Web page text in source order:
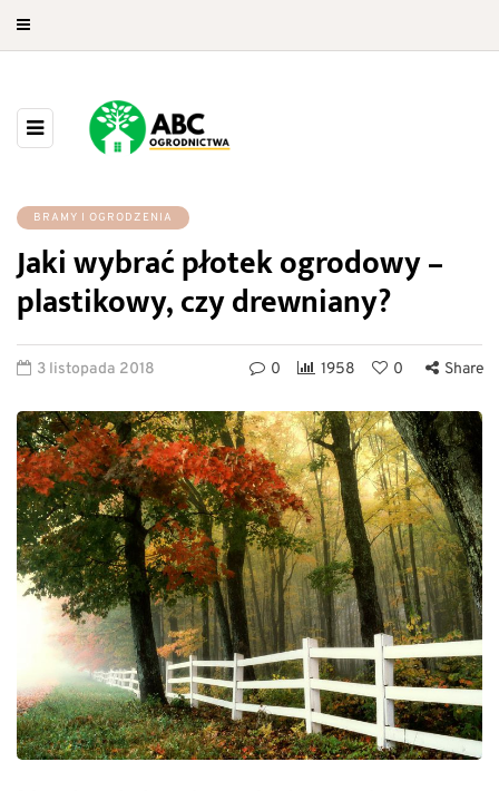
BRAMY I OGRODZENIA
Jaki wybrać płotek ogrodowy –
plastikowy, czy drewniany?
3 listopada 2018 0 1958 0 Share